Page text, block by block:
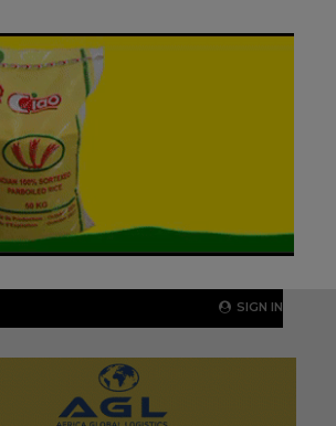
SIGN IN